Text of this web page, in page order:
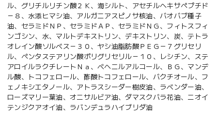
ル、グリチルリチン酸２Ｋ、海シルト、アセチルヘキサペプチド
－８、水添ヒマシ油、アルガニアスピノサ核油、バオバブ種子
油、セラミドＮＰ、セラミドＡＰ、セラミドＮＧ、フィトスフィ
ンゴシン、水、マルトデキストリン、デキストリン、炭、テトラ
オレイン酸ソルベス－３０、ヤシ油脂肪酸ＰＥＧ－７グリセリ
ル、ペンタステアリン酸ポリグリセリル－１０、レシチン、ステ
アロイルラクチレートＮａ、ベヘニルアルコール、ＢＧ、マンデ
ル酸、トコフェロール、酢酸トコフェロール、バクチオール、フ
ェノキシエタノール、アトラスシーダー樹皮油、ラベンダー油、
ローズマリー葉油、オニサルビア油、ダマスクバラ花油、ニオイ
テンジクアオイ油、ラバンデュラハイブリダ油